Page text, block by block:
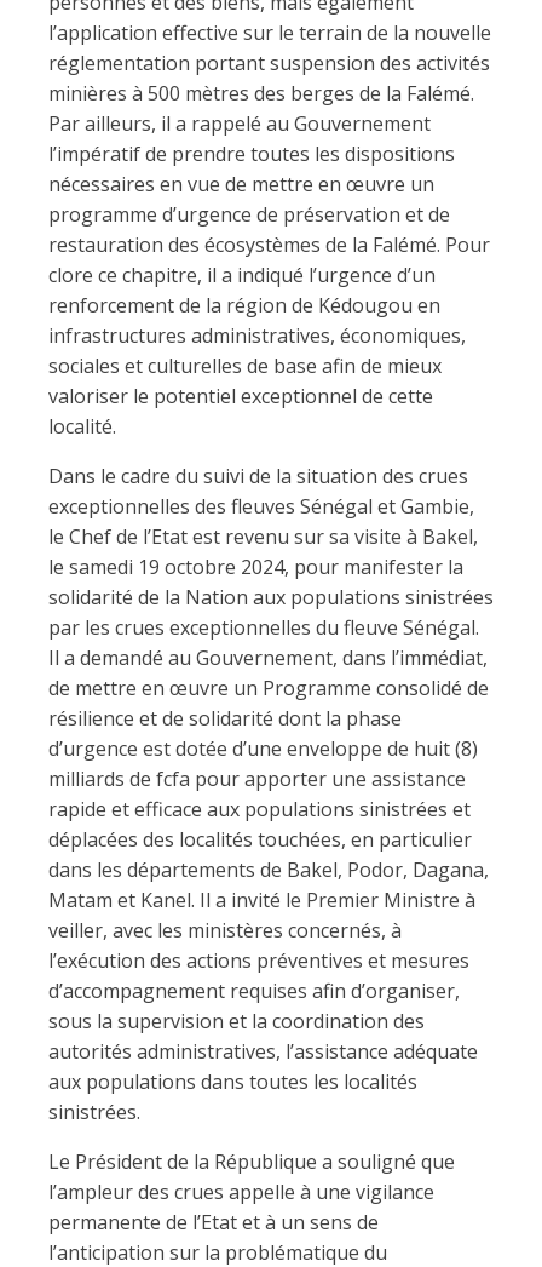
l’application effective sur le terrain de la nouvelle
réglementation portant suspension des activités
minières à 500 mètres des berges de la Falémé.
Par ailleurs, il a rappelé au Gouvernement
l’impératif de prendre toutes les dispositions
nécessaires en vue de mettre en œuvre un
programme d’urgence de préservation et de
restauration des écosystèmes de la Falémé. Pour
clore ce chapitre, il a indiqué l’urgence d’un
renforcement de la région de Kédougou en
infrastructures administratives, économiques,
sociales et culturelles de base afin de mieux
valoriser le potentiel exceptionnel de cette
localité.
Dans le cadre du suivi de la situation des crues
exceptionnelles des fleuves Sénégal et Gambie,
le Chef de l’Etat est revenu sur sa visite à Bakel,
le samedi 19 octobre 2024, pour manifester la
solidarité de la Nation aux populations sinistrées
par les crues exceptionnelles du fleuve Sénégal.
Il a demandé au Gouvernement, dans l’immédiat,
de mettre en œuvre un Programme consolidé de
résilience et de solidarité dont la phase
d’urgence est dotée d’une enveloppe de huit (8)
milliards de fcfa pour apporter une assistance
rapide et efficace aux populations sinistrées et
déplacées des localités touchées, en particulier
dans les départements de Bakel, Podor, Dagana,
Matam et Kanel. Il a invité le Premier Ministre à
veiller, avec les ministères concernés, à
l’exécution des actions préventives et mesures
d’accompagnement requises afin d’organiser,
sous la supervision et la coordination des
autorités administratives, l’assistance adéquate
aux populations dans toutes les localités
sinistrées.
Le Président de la République a souligné que
l’ampleur des crues appelle à une vigilance
permanente de l’Etat et à un sens de
l’anticipation sur la problématique du